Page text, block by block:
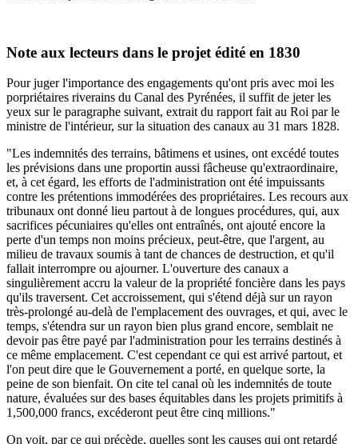
Note aux lecteurs dans le projet édité en 1830
Pour juger l'importance des engagements qu'ont pris avec moi les
porpriétaires riverains du Canal des Pyrénées, il suffit de jeter les
yeux sur le paragraphe suivant, extrait du rapport fait au Roi par le
ministre de l'intérieur, sur la situation des canaux au 31 mars 1828.
"Les indemnités des terrains, bâtimens et usines, ont excédé toutes
les prévisions dans une proportin aussi fâcheuse qu'extraordinaire,
et, à cet égard, les efforts de l'administration ont été impuissants
contre les prétentions immodérées des propriétaires. Les recours aux
tribunaux ont donné lieu partout à de longues procédures, qui, aux
sacrifices pécuniaires qu'elles ont entraînés, ont ajouté encore la
perte d'un temps non moins précieux, peut-être, que l'argent, au
milieu de travaux soumis à tant de chances de destruction, et qu'il
fallait interrompre ou ajourner. L'ouverture des canaux a
singulièrement accru la valeur de la propriété foncière dans les pays
qu'ils traversent. Cet accroissement, qui s'étend déjà sur un rayon
très-prolongé au-delà de l'emplacement des ouvrages, et qui, avec le
temps, s'étendra sur un rayon bien plus grand encore, semblait ne
devoir pas être payé par l'administration pour les terrains destinés à
ce même emplacement. C'est cependant ce qui est arrivé partout, et
l'on peut dire que le Gouvernement a porté, en quelque sorte, la
peine de son bienfait. On cite tel canal où les indemnités de toute
nature, évaluées sur des bases équitables dans les projets primitifs à
1,500,000 francs, excéderont peut être cinq millions."
On voit, par ce qui précède, quelles sont les causes qui ont retardé